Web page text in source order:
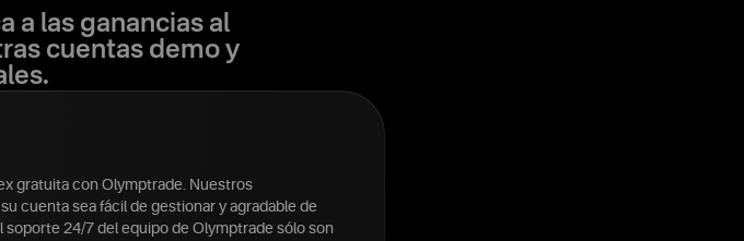
a las ganancias al
cuentas demo y
gratuita con Olymptrade. Nuestros
cuenta sea fácil de gestionar y agradable de
24/7 del equipo de Olymptrade sólo son